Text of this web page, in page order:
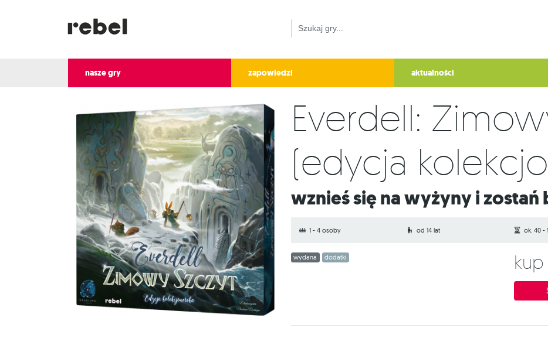
nasze gry zapowiedzi aktualności
Everdell:
(edycja
Wznieś się na wyżyny i
1 - 4 osoby od 14 lat ok. 40 -
wydana dodatki